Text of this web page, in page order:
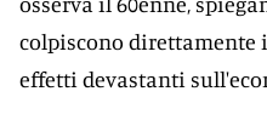
colpiscono direttamente
effetti devastanti